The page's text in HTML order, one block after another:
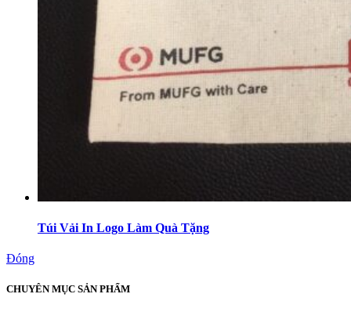
Túi Vải In Logo Làm Quà Tặng
Đóng
CHUYÊN MỤC SẢN PHẨM